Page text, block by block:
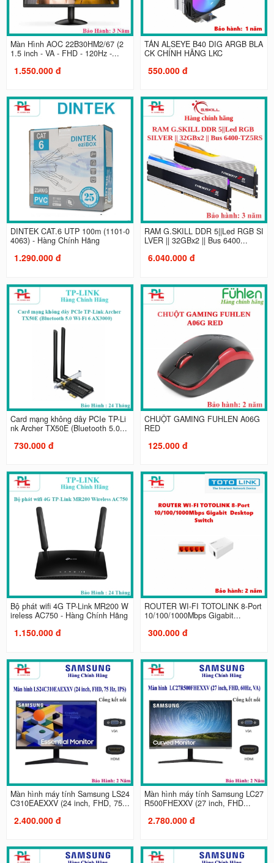
Màn Hình AOC 22B30HM2/67 (2
1.5 inch - VA - FHD - 120Hz -...
1.550.000 đ
TẢN ALSEYE B40 DIG ARGB BLA
CK CHÍNH HÃNG LKC
550.000 đ
DINTEK CAT.6 UTP 100m (1101-0
4063) - Hàng Chính Hãng
1.290.000 đ
RAM G.SKILL DDR 5||Led RGB SI
LVER || 32GBx2 || Bus 6400...
6.040.000 đ
Card mạng không dây PCIe TP-Li
nk Archer TX50E (Bluetooth 5.0...
730.000 đ
CHUỘT GAMING FUHLEN A06G
RED
125.000 đ
Bộ phát wifi 4G TP-Link MR200 W
ireless AC750 - Hàng Chính Hãng
1.150.000 đ
ROUTER WI-FI TOTOLINK 8-Port
10/100/1000Mbps Gigabit...
300.000 đ
Màn hình máy tính Samsung LS24
C310EAEXXV (24 inch, FHD, 75...
2.400.000 đ
Màn hình máy tính Samsung LC27
R500FHEXXV (27 inch, FHD...
2.780.000 đ